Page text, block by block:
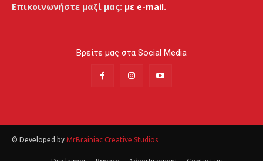
Επικοινωνήστε μαζί μας: με e-mail.
Βρείτε μας στα Social Media
© Developed by MrBrainiac Creative Studios